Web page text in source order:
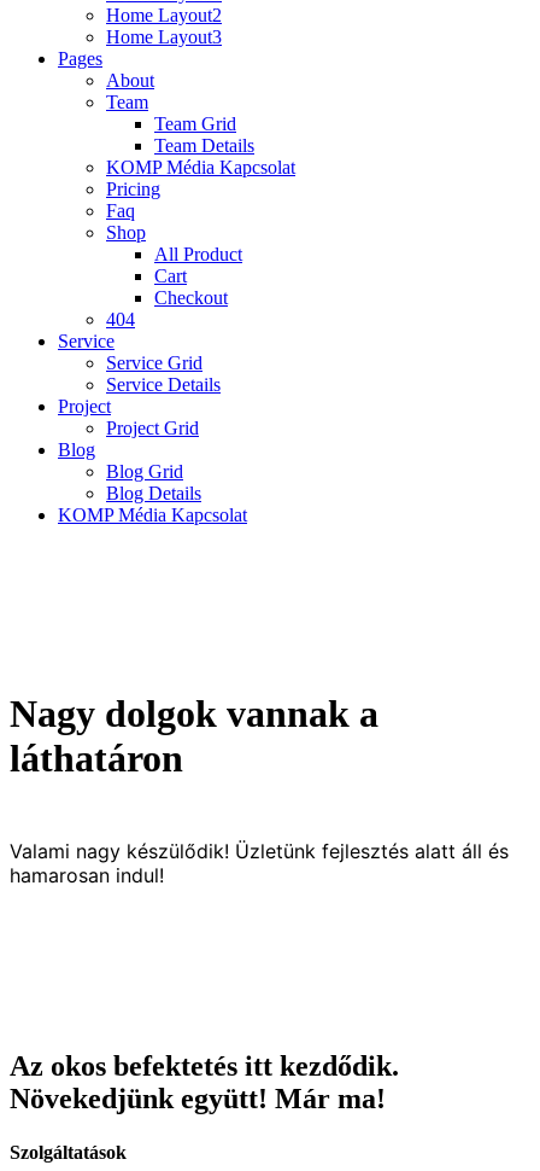
Home Layout2
Home Layout3
Pages
About
Team
Team Grid
Team Details
KOMP Média Kapcsolat
Pricing
Faq
Shop
All Product
Cart
Checkout
404
Service
Service Grid
Service Details
Project
Project Grid
Blog
Blog Grid
Blog Details
KOMP Média Kapcsolat
Nagy dolgok vannak a
láthatáron
Valami nagy készülődik! Üzletünk fejlesztés alatt áll és
hamarosan indul!
Az okos befektetés itt kezdődik.
Növekedjünk együtt! Már ma!
Szolgáltatások